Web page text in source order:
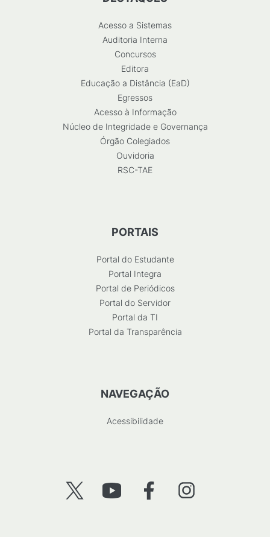
Acesso a Sistemas
Auditoria Interna
Concursos
Editora
Educação a Distância (EaD)
Egressos
Acesso à Informação
Núcleo de Integridade e Governança
Órgão Colegiados
Ouvidoria
RSC-TAE
PORTAIS
Portal do Estudante
Portal Integra
Portal de Periódicos
Portal do Servidor
Portal da TI
Portal da Transparência
NAVEGAÇÃO
Acessibilidade